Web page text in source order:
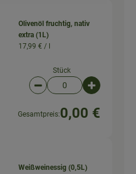
Olivenöl fruchtig, nativ
extra (1L)
17,99 € / l
Stück
Artikelanzahl
Gesamtpreis:0,00 €
Weißweinessig (0,5L)